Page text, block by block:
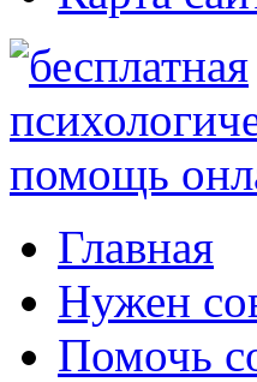
Главная
Нужен
Помочь